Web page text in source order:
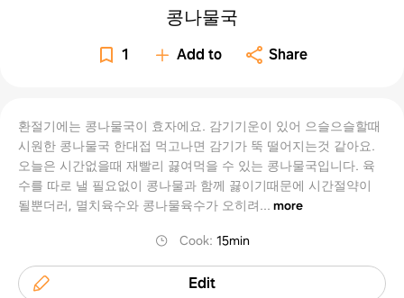
콩나물국
1 Add to Share
환절기에는 콩나물국이 효자에요. 감기기운이 있어 으슬으슬할때
시원한 콩나물국 한대접 먹고나면 감기가 뚝 떨어지는것 같아요.
오늘은 시간없을때 재빨리 끓여먹을 수 있는 콩나물국입니다. 육
수를 따로 낼 필요없이 콩나물과 함께 끓이기때문에 시간절약이
될뿐더러, 멸치육수와 콩나물육수가 오히려... more
Cook: 15min
Edit